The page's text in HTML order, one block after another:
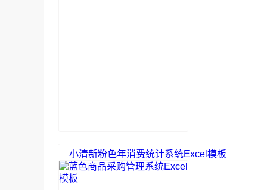
小清新粉色年消费统计系统Excel模板